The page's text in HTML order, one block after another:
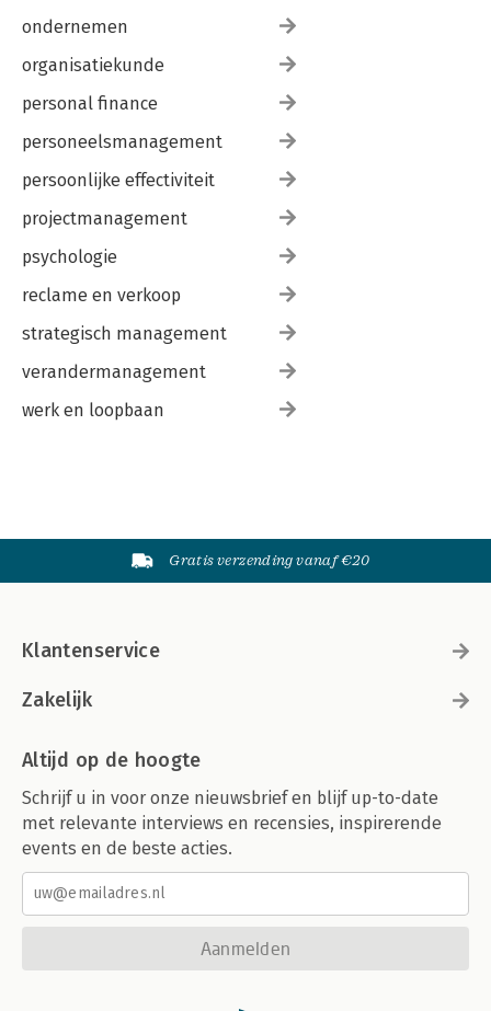
ondernemen
organisatiekunde
personal finance
personeelsmanagement
persoonlijke effectiviteit
projectmanagement
psychologie
reclame en verkoop
strategisch management
verandermanagement
werk en loopbaan
Gratis verzending vanaf €20
Klantenservice
Zakelijk
Altijd op de hoogte
Schrijf u in voor onze nieuwsbrief en blijf up-to-date
met relevante interviews en recensies, inspirerende
events en de beste acties.
Aanmelden